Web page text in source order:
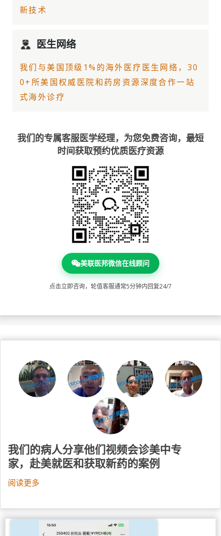
新技术
医生网络
我们与美国顶级1%的海外医疗医生网络，30
0+所美国权威医院和药房资源深度合作一站
式海外诊疗
我们的专属客服医学经理，为您免费咨询，最短
时间获取预约优质医疗资源
美联医邦微信在线顾问
点击立即咨询，轮值客服通常5分钟内回复24/7
我们的病人分享他们视频会诊美中专
家，赴美就医和获取新药的案例
阅读更多